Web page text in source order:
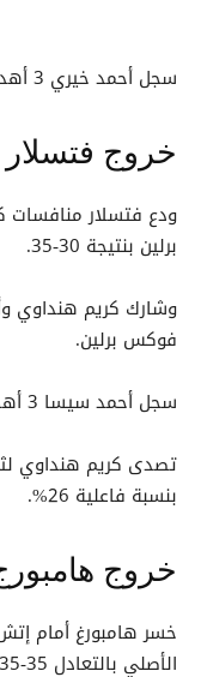
سجل أحمد خيري 3 أهداف كما صنع هدفين خلال المباراة.
خروج
ودع فتسلار منافسات
برلين بنتيجة 30-35.
وشارك كريم هنداوي
فوكس برلين.
سجل أحمد سيسا 3 أهداف في المباراة.
بنسبة فاعلية 26%.
خروج
الأصلي بالتعادل 35-35.